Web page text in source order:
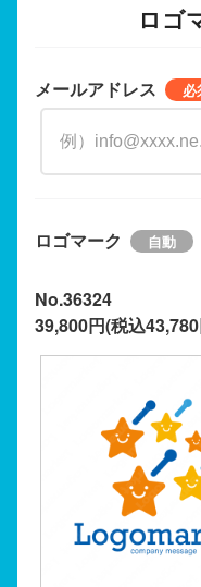
ロゴ
メールアドレス
ロゴマーク
No.36324
39,800円(税込